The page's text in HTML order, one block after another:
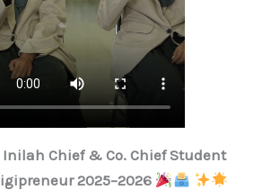
Chief & Co. Chief Student
2025–2026